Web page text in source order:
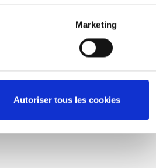
Marketing
Autoriser tous les cookies